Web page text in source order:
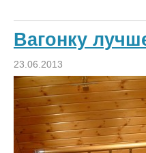
Вагонку
23.06.2013